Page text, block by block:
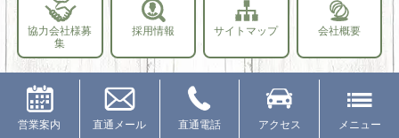
協力会社様募
集
採用情報 サイトマップ 会社概要
営業案内 直通メール 直通電話 アクセス メニュー